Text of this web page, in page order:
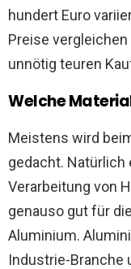
hundert Euro
Preise
unnötig teuren
Welche
Meistens wird
gedacht. Natürlich
Verarbeitung von
genauso gut für
Aluminium.
Industrie-Branche